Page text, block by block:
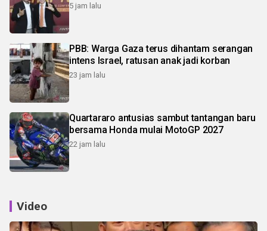
5 jam lalu
PBB: Warga Gaza terus dihantam serangan
intens Israel, ratusan anak jadi korban
23 jam lalu
Quartararo antusias sambut tantangan baru
bersama Honda mulai MotoGP 2027
22 jam lalu
Video